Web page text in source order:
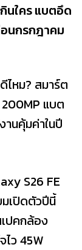
นใคร แบตอึด
นกรกฎาคม
ไหม? สมาร์ต
แบต
นคุ้มค่าในปี
S26 FE
เปิดตัวปีนี้
ปคกล้อง
ไว 45W